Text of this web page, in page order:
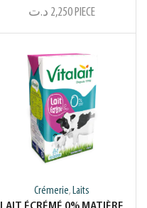
2,250 د.ت PIECE
Crémerie, Laits